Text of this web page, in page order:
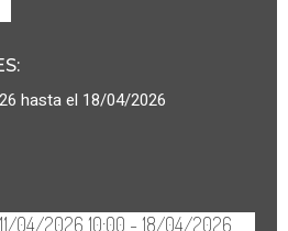
:
hasta el 18/04/2026